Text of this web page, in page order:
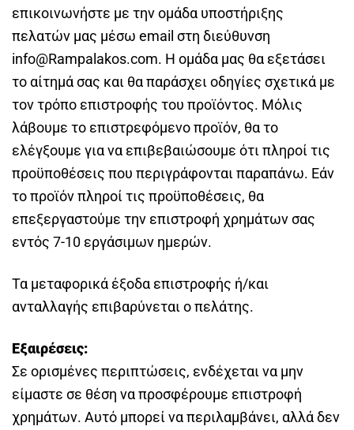
επικοινωνήστε με την ομάδα υποστήριξης
πελατών μας μέσω email στη διεύθυνση
info@Rampalakos.com. Η ομάδα μας θα εξετάσει
το αίτημά σας και θα παράσχει οδηγίες σχετικά με
τον τρόπο επιστροφής του προϊόντος. Μόλις
λάβουμε το επιστρεφόμενο προϊόν, θα το
ελέγξουμε για να επιβεβαιώσουμε ότι πληροί τις
προϋποθέσεις που περιγράφονται παραπάνω. Εάν
το προϊόν πληροί τις προϋποθέσεις, θα
επεξεργαστούμε την επιστροφή χρημάτων σας
εντός 7-10 εργάσιμων ημερών.
Τα μεταφορικά έξοδα επιστροφής ή/και
ανταλλαγής επιβαρύνεται ο πελάτης.
Εξαιρέσεις:
Σε ορισμένες περιπτώσεις, ενδέχεται να μην
είμαστε σε θέση να προσφέρουμε επιστροφή
χρημάτων. Αυτό μπορεί να περιλαμβάνει, αλλά δεν